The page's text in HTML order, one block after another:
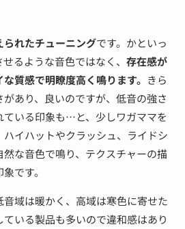
られたチューニングです。かといっ
るような音色ではなく、 存在感が
質感で明瞭度高く鳴ります。 きら
あり、良いのですが、低音の強さ
ている印象も…と、少しワガママを
イハットやクラッシュ、ライドシ
な音色で鳴り、テクスチャーの描
です。
域は暖かく、高域は寒色に寄せた
いる製品も多いので違和感はあり